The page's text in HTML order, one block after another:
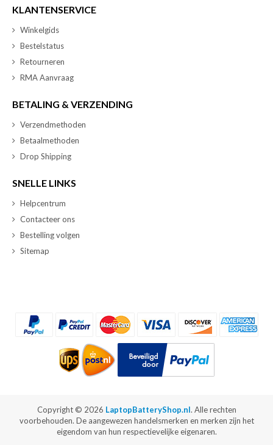
KLANTENSERVICE
Winkelgids
Bestelstatus
Retourneren
RMA Aanvraag
BETALING & VERZENDING
Verzendmethoden
Betaalmethoden
Drop Shipping
SNELLE LINKS
Helpcentrum
Contacteer ons
Bestelling volgen
Sitemap
Copyright © 2026 LaptopBatteryShop.nl. Alle rechten
voorbehouden. De aangewezen handelsmerken en merken zijn het
eigendom van hun respectievelijke eigenaren.